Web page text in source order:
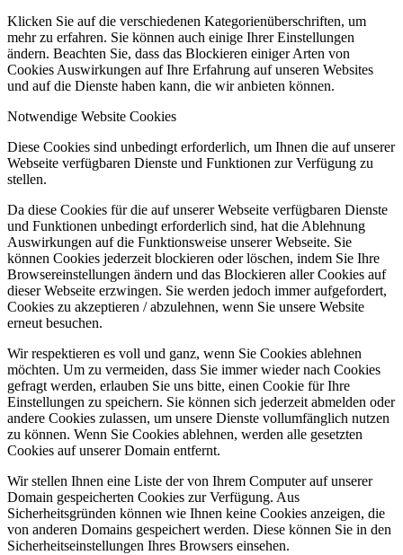
Klicken Sie auf die verschiedenen Kategorienüberschriften, um
mehr zu erfahren. Sie können auch einige Ihrer Einstellungen
ändern. Beachten Sie, dass das Blockieren einiger Arten von
Cookies Auswirkungen auf Ihre Erfahrung auf unseren Websites
und auf die Dienste haben kann, die wir anbieten können.
Notwendige Website Cookies
Diese Cookies sind unbedingt erforderlich, um Ihnen die auf unserer
Webseite verfügbaren Dienste und Funktionen zur Verfügung zu
stellen.
Da diese Cookies für die auf unserer Webseite verfügbaren Dienste
und Funktionen unbedingt erforderlich sind, hat die Ablehnung
Auswirkungen auf die Funktionsweise unserer Webseite. Sie
können Cookies jederzeit blockieren oder löschen, indem Sie Ihre
Browsereinstellungen ändern und das Blockieren aller Cookies auf
dieser Webseite erzwingen. Sie werden jedoch immer aufgefordert,
Cookies zu akzeptieren / abzulehnen, wenn Sie unsere Website
erneut besuchen.
Wir respektieren es voll und ganz, wenn Sie Cookies ablehnen
möchten. Um zu vermeiden, dass Sie immer wieder nach Cookies
gefragt werden, erlauben Sie uns bitte, einen Cookie für Ihre
Einstellungen zu speichern. Sie können sich jederzeit abmelden oder
andere Cookies zulassen, um unsere Dienste vollumfänglich nutzen
zu können. Wenn Sie Cookies ablehnen, werden alle gesetzten
Cookies auf unserer Domain entfernt.
Wir stellen Ihnen eine Liste der von Ihrem Computer auf unserer
Domain gespeicherten Cookies zur Verfügung. Aus
Sicherheitsgründen können wie Ihnen keine Cookies anzeigen, die
von anderen Domains gespeichert werden. Diese können Sie in den
Sicherheitseinstellungen Ihres Browsers einsehen.